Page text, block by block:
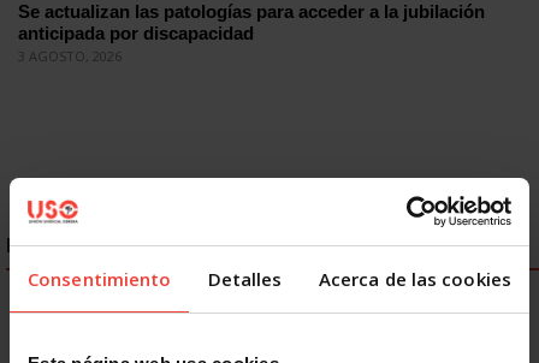
Consentimiento Detalles Acerca de las cookies
Se actualizan las patologías para acceder a la jubilación
anticipada por discapacidad
3 AGOSTO, 2026
ENLACES DESTACADOS